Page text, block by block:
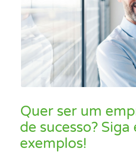
Quer ser um
de sucesso? Siga
exemplos!